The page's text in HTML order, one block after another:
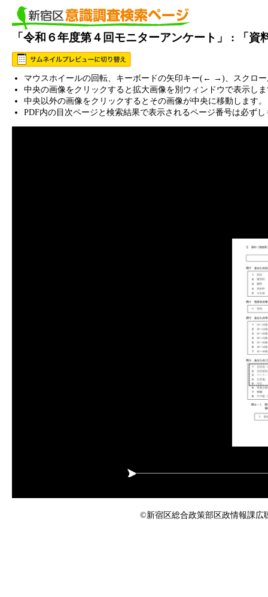
「令和６年度第４回モニターアンケート」 : 「
マウスホイールの回転、キーボードの矢印キー(← →)、スクロ
中央の画像をクリックすると拡大画像を別ウィンドウで表示し
中央以外の画像をクリックするとその画像が中央に移動します。
PDF内の目次ページと検索結果で表示されるページ番号は必ず
©新宿区総合政策部区政情報課広